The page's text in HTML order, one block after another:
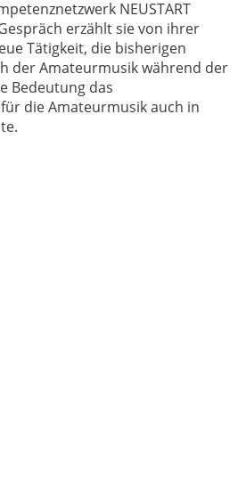
NEUSTART
erzählt sie von ihrer
Tätigkeit, die bisherigen
der Amateurmusik während der
Bedeutung das
die Amateurmusik auch in